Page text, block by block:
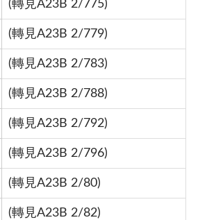
(轉見A23B 2/775)
(轉見A23B 2/779)
(轉見A23B 2/783)
(轉見A23B 2/788)
(轉見A23B 2/792)
(轉見A23B 2/796)
(轉見A23B 2/80)
(轉見A23B 2/82)